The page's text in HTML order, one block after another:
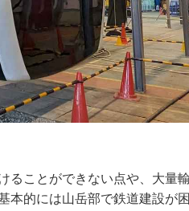
ることができない点や、大量
本的には山岳部で鉄道建設が